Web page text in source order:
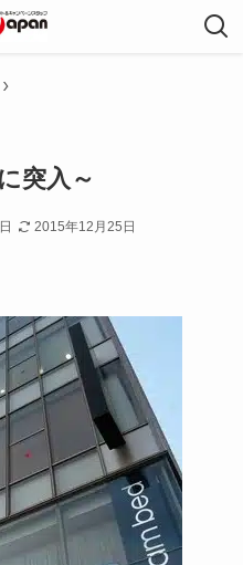
突入～
2015年12月25日